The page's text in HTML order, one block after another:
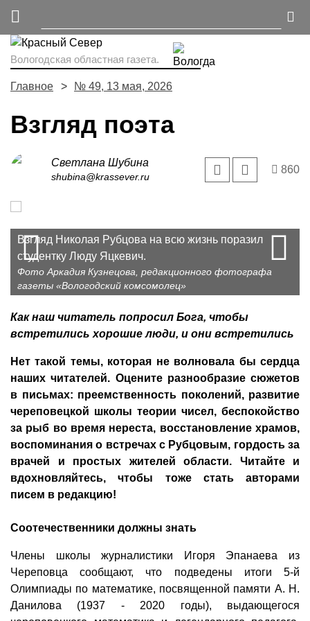
Вологодская областная газета.
Главное № 49, 13 мая, 2026
Взгляд поэта
Светлана Шубина
shubina@krassever.ru
860
Prev
Взгляд Николая Рубцова на всю жизнь поразил
студентку Люду Яцкевич.
Фото Аркадия Кузнецова, редакционного фотографа
газеты «Вологодский комсомолец»
Людмила Яцкевич. Снимок 1960-х годов.
Фото предоставлено Эльвирой Трикоз
Победители олимпиады по математике Иван
Ширяев и Алена Иванова.
Фото предоставлено Ириной Даниловой
Как наш читатель попросил Бога, чтобы
встретились хорошие люди, и они встретились
Нет такой темы, которая не волновала бы сердца
наших читателей. Оцените разнообразие сюжетов
в письмах: преемственность поколений, развитие
череповецкой школы теории чисел, беспокойство
за рыб во время нереста, восстановление храмов,
воспоминания о встречах с Рубцовым, гордость за
врачей и простых жителей области. Читайте и
вдохновляйтесь, чтобы тоже стать авторами
писем в редакцию!
Соотечественники должны знать
Члены школы журналистики Игоря Эпанаева из
Череповца сообщают, что подведены итоги 5-й
Олимпиады по математике, посвященной памяти А. Н.
Данилова (1937 - 2020 годы), выдающегося